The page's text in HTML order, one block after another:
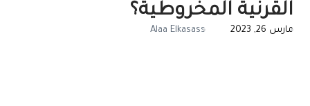
القرنية المخروطية؟
مارس 26, 2023 Alaa Elkasass